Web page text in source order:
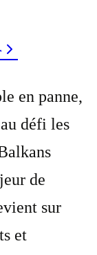
en panne,
défi les
de
sur
et